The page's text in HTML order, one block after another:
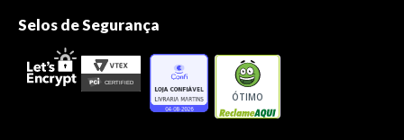
Selos de Segurança
ÓTIMO